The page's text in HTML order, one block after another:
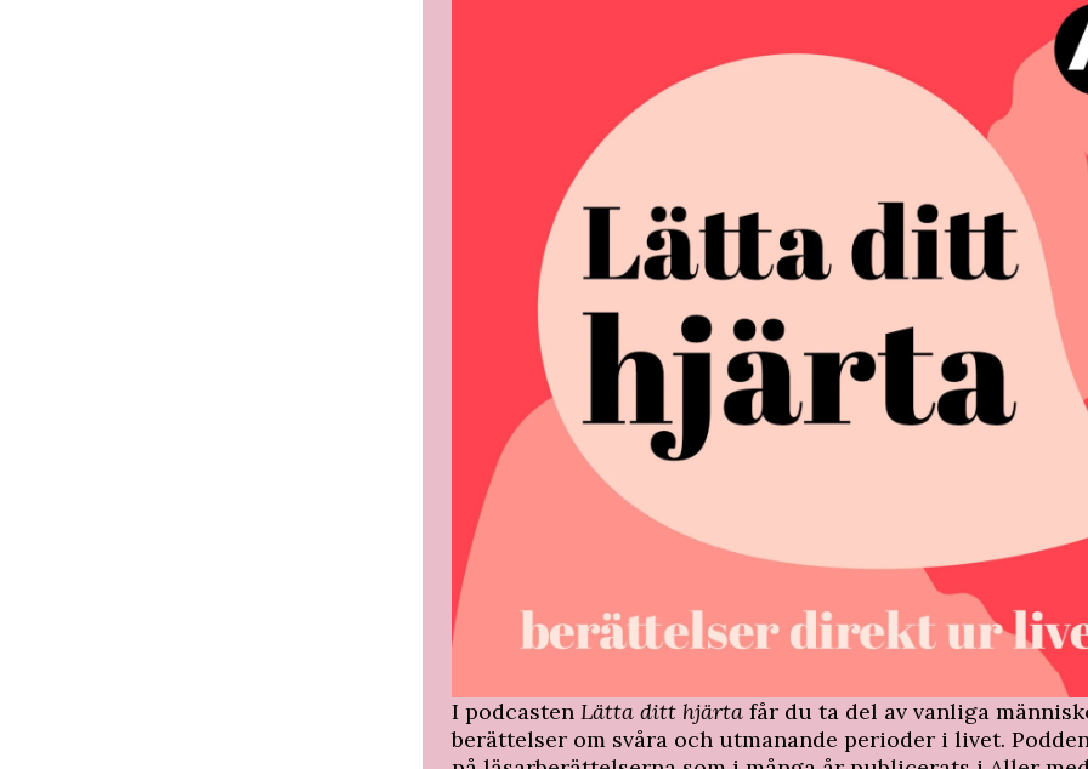
I podcasten Lätta ditt hjärta får du ta del av vanliga
berättelser om svåra och utmanande perioder i livet.